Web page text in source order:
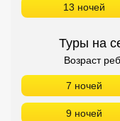
13 ночей
Туры на
Возраст
7 ночей
9 ночей